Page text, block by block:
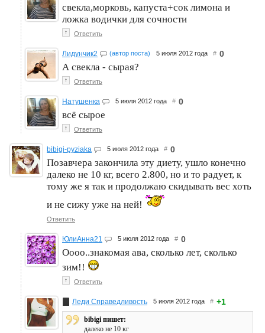
свекла,морковь, капуста+сок лимона и
ложка водички для сочности
↑ Ответить
Лидунчик2 (автор поста) 5 июля 2012 года # 0
А свекла - сырая?
↑ Ответить
Натушенка 5 июля 2012 года # 0
всё сырое
↑ Ответить
bibigi-pyziaka 5 июля 2012 года # 0
Позавчера закончила эту диету, ушло конечно
далеко не 10 кг, всего 2.800, но и то радует, к
тому же я так и продолжаю скидывать вес хоть
и не сижу уже на ней!
Ответить
ЮлиАнна21 5 июля 2012 года # 0
Оооо..знакомая ава, сколько лет, сколько
зим!!
↑ Ответить
Леди Справедливость 5 июля 2012 года # +1
bibigi пишет:
далеко не 10 кг